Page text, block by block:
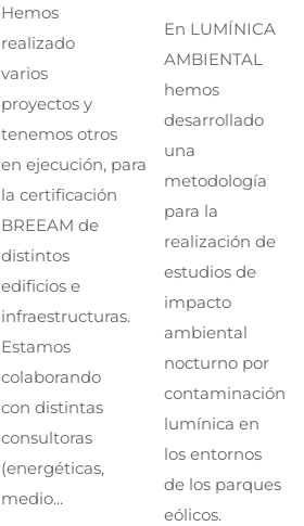
Hemos
realizado
varios
proyectos y
tenemos otros
en ejecución, para
la certificación
BREEAM de
distintos
edificios e
infraestructuras.
Estamos
colaborando
con distintas
consultoras
(energéticas,
medio...
En LUMÍNICA
AMBIENTAL
hemos
desarrollado
una
metodología
para la
realización de
estudios de
impacto
ambiental
nocturno por
contaminación
lumínica en
los entornos
de los parques
eólicos.